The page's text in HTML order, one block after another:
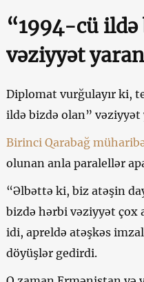
“1994-cü ildə
vəziyyət
Diplomat vurğulayır ki,
ildə bizdə olan” vəziyyət
Birinci Qarabağ
olunan anla paralellər
“Əlbəttə ki, biz atəşin
bizdə hərbi vəziyyət çox
idi, apreldə atəşkəs
döyüşlər gedirdi.